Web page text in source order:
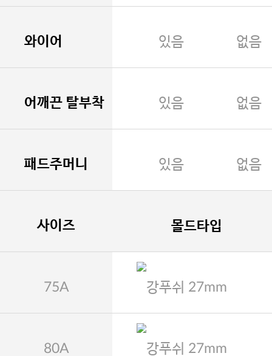
와이어 있음 없음
어깨끈 탈부착 있음 없음
패드주머니 있음 없음
사이즈 몰드타입
75A 강푸쉬 27mm
80A 강푸쉬 27mm